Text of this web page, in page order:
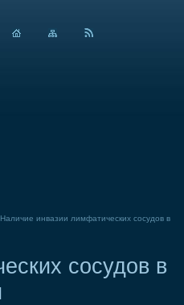
Наличие инвазии лимфатических сосудов в
сосудов в